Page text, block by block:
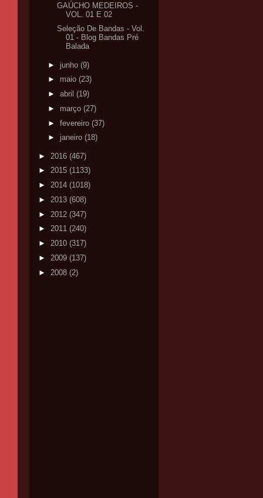
GAÚCHO MEDEIROS -
VOL. 01 E 02
Seleção De Bandas - Vol.
01 - Blog Bandas Pré
Balada
► junho (9)
► maio (23)
► abril (19)
► março (27)
► fevereiro (37)
► janeiro (18)
► 2016 (467)
► 2015 (1133)
► 2014 (1018)
► 2013 (608)
► 2012 (347)
► 2011 (240)
► 2010 (317)
► 2009 (137)
► 2008 (2)